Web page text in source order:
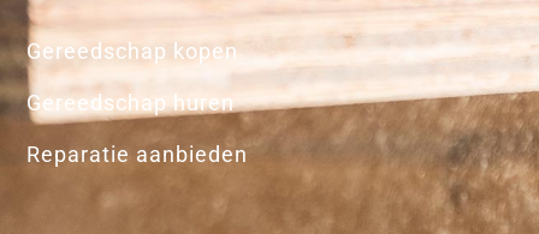
Gereedschap kopen
Gereedschap huren
Reparatie aanbieden